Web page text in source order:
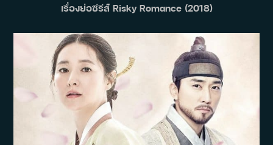
เรื่องย่อซีรีส์ Risky Romance (2018)